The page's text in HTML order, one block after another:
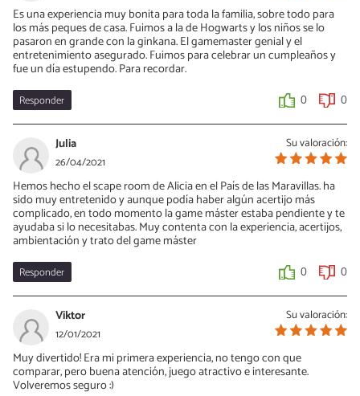
Es una experiencia muy bonita para toda la familia, sobre todo para
los más peques de casa. Fuimos a la de Hogwarts y los niños se lo
pasaron en grande con la ginkana. El gamemaster genial y el
entretenimiento asegurado. Fuimos para celebrar un cumpleaños y
fue un día estupendo. Para recordar.
Responder 0 0
Su valoración:
Julia
26/04/2021
Hemos hecho el scape room de Alicia en el País de las Maravillas. ha
sido muy entretenido y aunque podía haber algún acertijo más
complicado, en todo momento la game máster estaba pendiente y te
ayudaba si lo necesitabas. Muy contenta con la experiencia, acertijos,
ambientación y trato del game máster
Responder 0 0
Su valoración:
Viktor
12/01/2021
Muy divertido! Era mi primera experiencia, no tengo con que
comparar, pero buena atención, juego atractivo e interesante.
Volveremos seguro :)